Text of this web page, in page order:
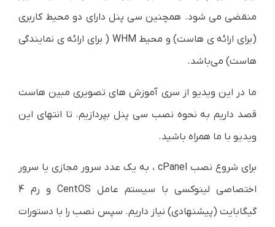
منقضی می شود. همچنین سی پنل دارای دو محیط کاربری
(برای ارائه ی هاست) و محیط WHM ( برای ارائه ی نمایندگی
هاست) می‌باشد.
ما در این ویدیو از سری آموزش های تصویری مبین هاست
قصد داریم به نحوه نصب سی پنل بپردازیم. تا انتهای این
ویدیو با ما همراه باشید.
برای شروع نصب cPanel ، به یک عدد سرور مجازی یا سرور
اختصاصی لینوکسی با سیستم عامل CentOS و رم 4
گیگابایت (پیشنهادی) نیاز داریم. سپس نصب را با دستورات